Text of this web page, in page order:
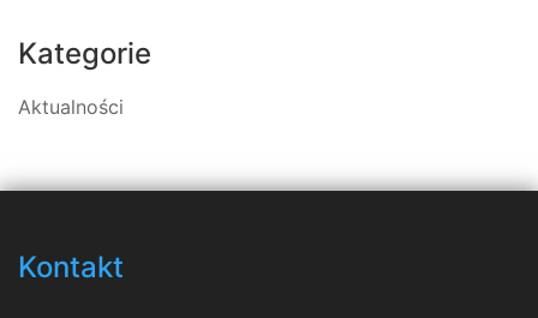
Kategorie
Aktualności
Kontakt